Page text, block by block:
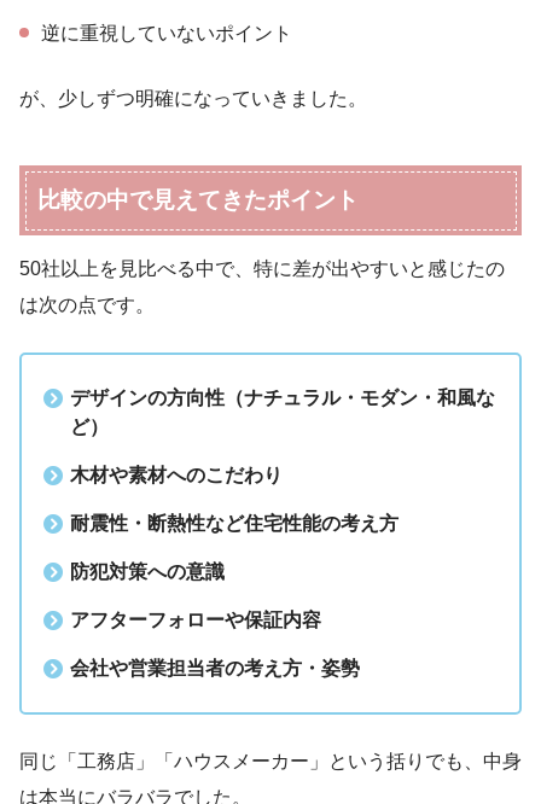
逆に重視していないポイント
が、少しずつ明確になっていきました。
比較の中で見えてきたポイント
50社以上を見比べる中で、特に差が出やすいと感じたの
は次の点です。
デザインの方向性（ナチュラル・モダン・和風な
ど）
木材や素材へのこだわり
耐震性・断熱性など住宅性能の考え方
防犯対策への意識
アフターフォローや保証内容
会社や営業担当者の考え方・姿勢
同じ「工務店」「ハウスメーカー」という括りでも、中身
は本当にバラバラでした。